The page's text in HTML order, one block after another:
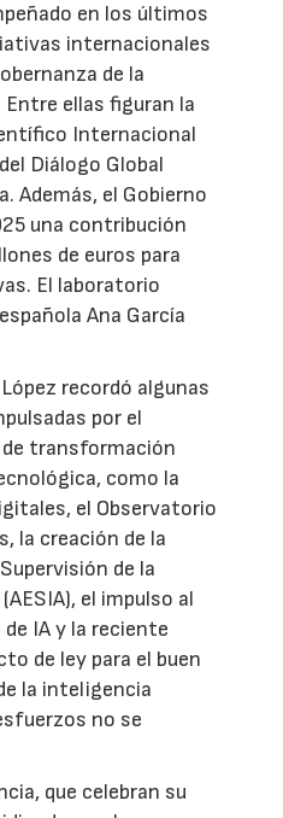
en los últimos
internacionales
de la
ellas figuran la
Internacional
Diálogo Global
Además, el Gobierno
una contribución
de euros para
El laboratorio
Ana García
recordó algunas
por el
transformación
como la
el Observatorio
la creación de la
de la
el impulso al
IA y la reciente
de ley para el buen
la inteligencia
no se
que celebran su